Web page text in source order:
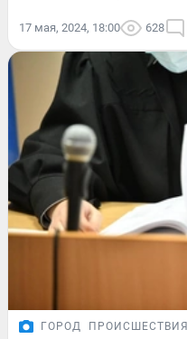
17 мая, 2024, 18:00 628
ГОРОД ПРОИСШЕСТВИЯ